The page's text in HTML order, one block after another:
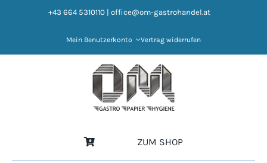
+43 664 5310110 office@om-gastrohandel.at
Mein Benutzerkonto Vertrag widerrufen
ZUM SHOP